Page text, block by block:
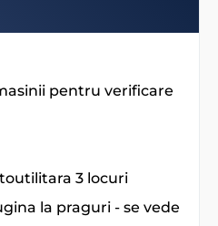
pentru verificare
3 locuri
la praguri - se vede